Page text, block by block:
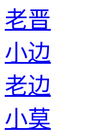
老晋
小边
老边
小莫